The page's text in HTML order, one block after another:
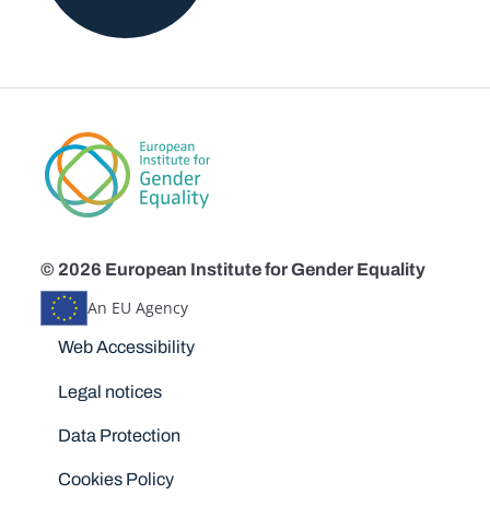
© 2026 European Institute for Gender Equality
An EU Agency
Disclaimers
Web Accessibility
Legal notices
Data Protection
Cookies Policy